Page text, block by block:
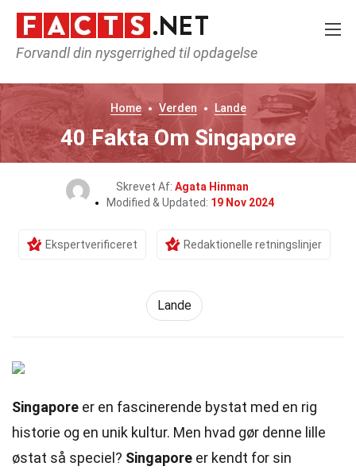
Forvandl din nysgerrighed til opdagelse
Home Verden Lande
40 Fakta Om Singapore
Skrevet Af: Agata Hinman
Modified & Updated: 19 Nov 2024
Ekspertverificeret Redaktionelle retningslinjer
Lande
Singapore er en fascinerende bystat med en rig
historie og en unik kultur. Men hvad gør denne lille
østat så speciel? Singapore er kendt for sin